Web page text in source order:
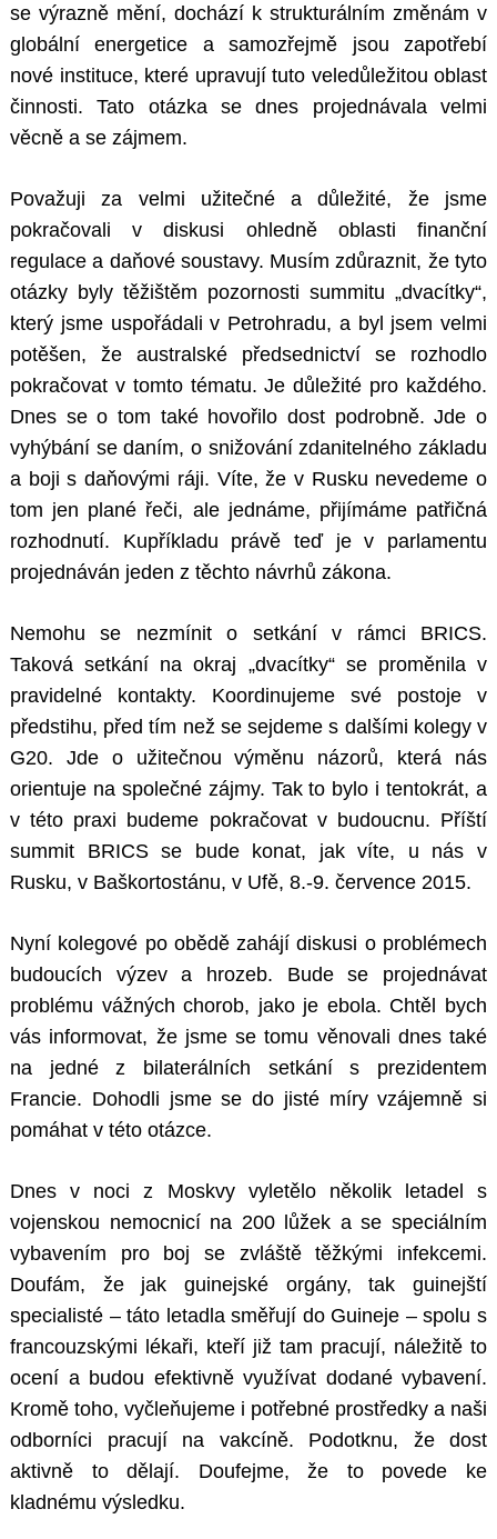
se výrazně mění, dochází k strukturálním změnám v
globální energetice a samozřejmě jsou zapotřebí
nové instituce, které upravují tuto veledůležitou oblast
činnosti. Tato otázka se dnes projednávala velmi
věcně a se zájmem.
Považuji za velmi užitečné a důležité, že jsme
pokračovali v diskusi ohledně oblasti finanční
regulace a daňové soustavy. Musím zdůraznit, že tyto
otázky byly těžištěm pozornosti summitu „dvacítky“,
který jsme uspořádali v Petrohradu, a byl jsem velmi
potěšen, že australské předsednictví se rozhodlo
pokračovat v tomto tématu. Je důležité pro každého.
Dnes se o tom také hovořilo dost podrobně. Jde o
vyhýbání se daním, o snižování zdanitelného základu
a boji s daňovými ráji. Víte, že v Rusku nevedeme o
tom jen plané řeči, ale jednáme, přijímáme patřičná
rozhodnutí. Kupříkladu právě teď je v parlamentu
projednáván jeden z těchto návrhů zákona.
Nemohu se nezmínit o setkání v rámci BRICS.
Taková setkání na okraj „dvacítky“ se proměnila v
pravidelné kontakty. Koordinujeme své postoje v
předstihu, před tím než se sejdeme s dalšími kolegy v
G20. Jde o užitečnou výměnu názorů, která nás
orientuje na společné zájmy. Tak to bylo i tentokrát, a
v této praxi budeme pokračovat v budoucnu. Příští
summit BRICS se bude konat, jak víte, u nás v
Rusku, v Baškortostánu, v Ufě, 8.-9. července 2015.
Nyní kolegové po obědě zahájí diskusi o problémech
budoucích výzev a hrozeb. Bude se projednávat
problému vážných chorob, jako je ebola. Chtěl bych
vás informovat, že jsme se tomu věnovali dnes také
na jedné z bilaterálních setkání s prezidentem
Francie. Dohodli jsme se do jisté míry vzájemně si
pomáhat v této otázce.
Dnes v noci z Moskvy vyletělo několik letadel s
vojenskou nemocnicí na 200 lůžek a se speciálním
vybavením pro boj se zvláště těžkými infekcemi.
Doufám, že jak guinejské orgány, tak guinejští
specialisté – táto letadla směřují do Guineje – spolu s
francouzskými lékaři, kteří již tam pracují, náležitě to
ocení a budou efektivně využívat dodané vybavení.
Kromě toho, vyčleňujeme i potřebné prostředky a naši
odborníci pracují na vakcíně. Podotknu, že dost
aktivně to dělají. Doufejme, že to povede ke
kladnému výsledku.